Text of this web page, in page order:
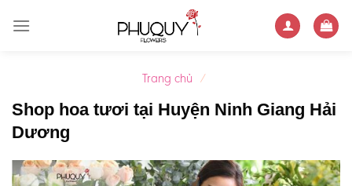
Trang chủ /
Shop hoa tươi tại Huyện Ninh Giang Hải
Dương